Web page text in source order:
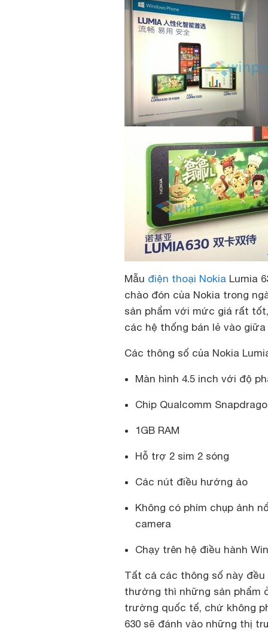
Mẫu điện thoại Nokia Lumia
chào đón của Nokia trong
sản phẩm với mức giá rất
các hệ thống bán lẻ vào
Các thông số của Nokia
Màn hình 4.5 inch với độ
Chip Qualcomm
1GB RAM
Hỗ trợ 2 sim 2 sóng
Các nút điều hướng ảo
Không có phím chụp ảnh
camera
Chạy trên hệ điều hành
Tất cả các thông số này
thường thì những sản phẩm
trường quốc tế, chứ không
630 sẽ đánh vào những thị